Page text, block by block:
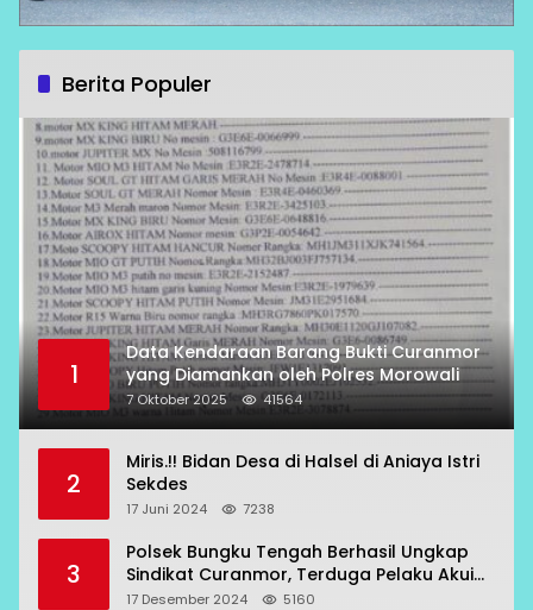
Berita Populer
1
Data Kendaraan Barang Bukti Curanmor
yang Diamankan oleh Polres Morowali
7 Oktober 2025 41564
2
Miris.!! Bidan Desa di Halsel di Aniaya Istri
Sekdes
17 Juni 2024 7238
3
Polsek Bungku Tengah Berhasil Ungkap
Sindikat Curanmor, Terduga Pelaku Akui
Beraksi di 7 Lokasi
17 Desember 2024 5160